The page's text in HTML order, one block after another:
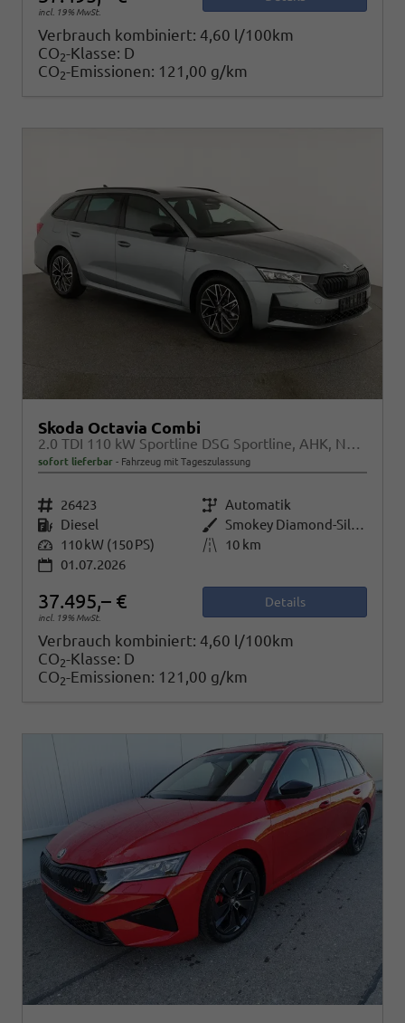
incl. 19% MwSt.
Verbrauch kombiniert: 4,60 l/100km
CO2-Klasse: D
CO2-Emissionen: 121,00 g/km
Skoda Octavia Combi
2.0 TDI 110 kW Sportline DSG Sportline, AHK, Navi, Matrix, Side, Kamera, Winter, 5 J.-Garantie
sofort lieferbar Fahrzeug mit Tageszulassung
Fahrzeugnr. 26423 Getriebe Automatik
Kraftstoff Diesel Außenfarbe
Smokey Diamond-Silber Metallic
Leistung 110 kW (150 PS) Kilometerstand
10 km
01.07.2026
37.495,– €
incl. 19% MwSt.
Details
Verbrauch kombiniert: 4,60 l/100km
CO2-Klasse: D
CO2-Emissionen: 121,00 g/km